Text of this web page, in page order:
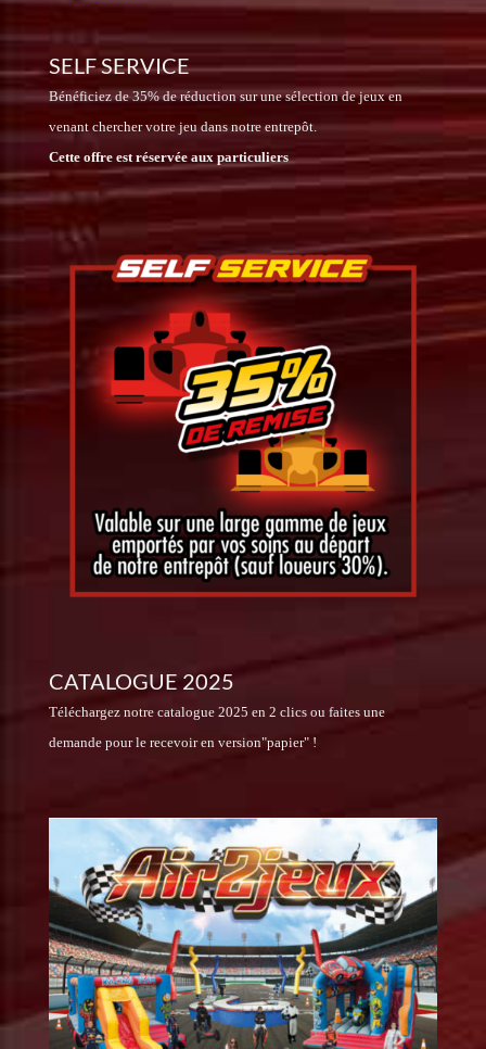
SELF SERVICE
Bénéficiez de 35% de réduction sur une sélection de jeux en
venant chercher votre jeu dans notre entrepôt.
Cette offre est réservée aux particuliers
CATALOGUE 2025
Téléchargez notre catalogue 2025 en 2 clics ou faites une
demande pour le recevoir en version"papier" !